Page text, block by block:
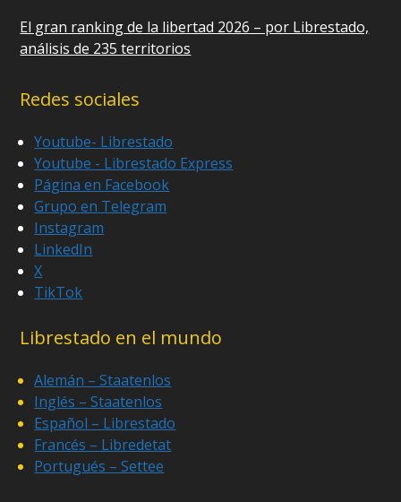
El gran ranking de la libertad 2026 – por Librestado,
análisis de 235 territorios
Redes sociales
Youtube- Librestado
Youtube - Librestado Express
Página en Facebook
Grupo en Telegram
Instagram
LinkedIn
X
TikTok
Librestado en el mundo
Alemán – Staatenlos
Inglés – Staatenlos
Español – Librestado
Francés – Libredetat
Portugués – Settee